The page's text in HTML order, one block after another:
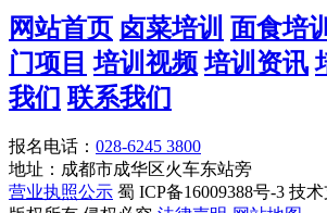
网站首页 卤菜培训 面食培训
门项目 培训视频 培训资讯
我们 联系我们
报名电话： 028-6245 3800
地址：成都市成华区火车东站旁
营业执照公示 蜀 ICP备16009388号-3 技术